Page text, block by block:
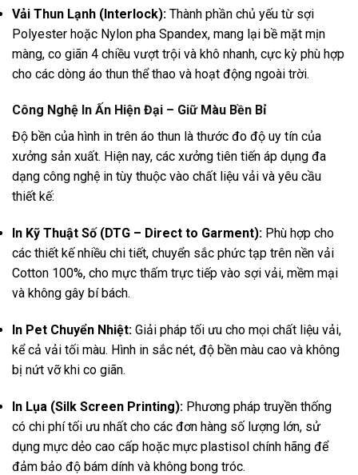
Vải Thun Lạnh (Interlock): Thành phần chủ yếu từ sợi
Polyester hoặc Nylon pha Spandex, mang lại bề mặt mịn
màng, co giãn 4 chiều vượt trội và khô nhanh, cực kỳ phù hợp
cho các dòng áo thun thể thao và hoạt động ngoài trời.
Công Nghệ In Ấn Hiện Đại – Giữ Màu Bền Bỉ
Độ bền của hình in trên áo thun là thước đo độ uy tín của
xưởng sản xuất. Hiện nay, các xưởng tiên tiến áp dụng đa
dạng công nghệ in tùy thuộc vào chất liệu vải và yêu cầu
thiết kế:
In Kỹ Thuật Số (DTG – Direct to Garment): Phù hợp cho
các thiết kế nhiều chi tiết, chuyển sắc phức tạp trên nền vải
Cotton 100%, cho mực thấm trực tiếp vào sợi vải, mềm mại
và không gây bí bách.
In Pet Chuyển Nhiệt: Giải pháp tối ưu cho mọi chất liệu vải,
kể cả vải tối màu. Hình in sắc nét, độ bền màu cao và không
bị nứt vỡ khi co giãn.
In Lụa (Silk Screen Printing): Phương pháp truyền thống
có chi phí tối ưu nhất cho các đơn hàng số lượng lớn, sử
dụng mực dẻo cao cấp hoặc mực plastisol chính hãng để
đảm bảo độ bám dính và không bong tróc.